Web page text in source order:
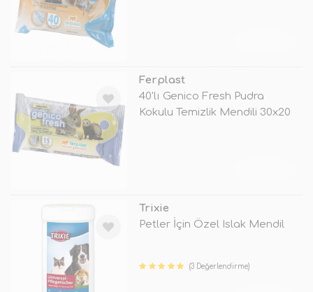
Ferplast
40'lı Genico Fresh Pudra
Kokulu Temizlik Mendili 30x20
Trixie
Petler İçin Özel Islak Mendil
(3 Değerlendirme)